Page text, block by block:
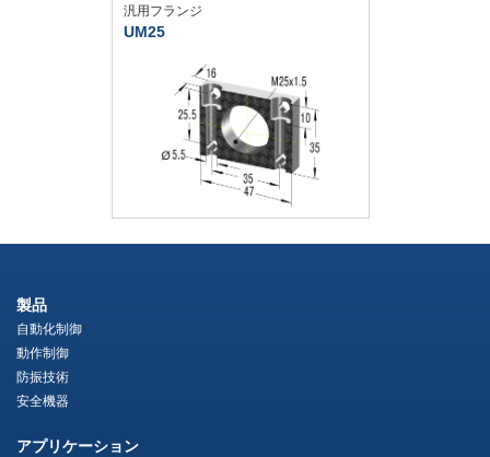
汎用フランジ
UM25
製品
自動化制御
動作制御
防振技術
安全機器
アプリケーション